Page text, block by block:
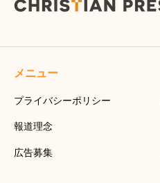
メニュー
プライバシーポリシー
報道理念
広告募集